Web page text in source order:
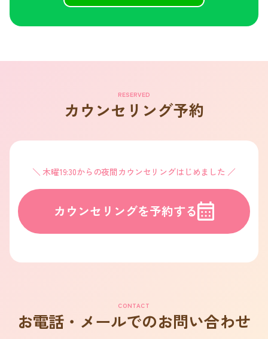
RESERVED
カウンセリング予約
木曜19:30からの夜間カウンセリングはじめました
カウンセリングを予約する
CONTACT
お電話・メールでのお問い合わせ